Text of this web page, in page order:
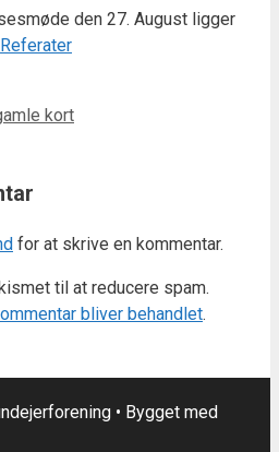
den 27. August ligger
Referater
kort
for at skrive en kommentar.
til at reducere spam.
bliver behandlet.
• Bygget med